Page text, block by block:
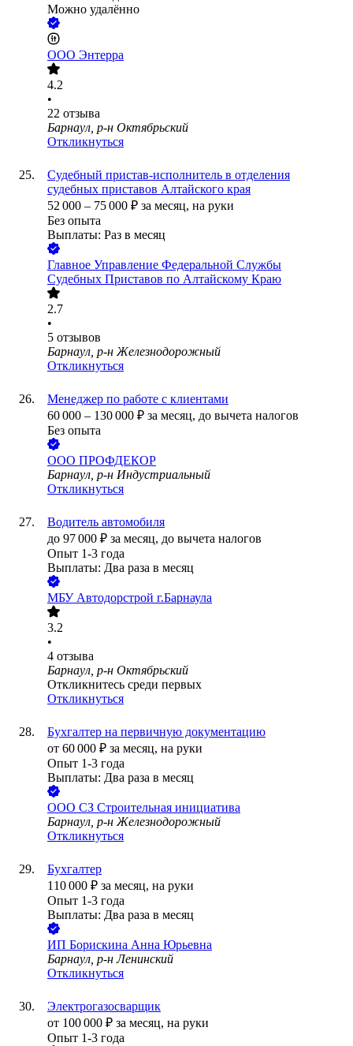
Можно удалённо
ООО Энтерра
4.2
•
22 отзыва
Барнаул, р-н Октябрьский
Откликнуться
Судебный пристав-исполнитель в отделения
судебных приставов Алтайского края
52 000 – 75 000 ₽ за месяц, на руки
Без опыта
Выплаты: Раз в месяц
Главное Управление Федеральной Службы
Судебных Приставов по Алтайскому Краю
2.7
•
5 отзывов
Барнаул, р-н Железнодорожный
Откликнуться
Менеджер по работе с клиентами
60 000 – 130 000 ₽ за месяц, до вычета налогов
Без опыта
ООО ПРОФДЕКОР
Барнаул, р-н Индустриальный
Откликнуться
Водитель автомобиля
до 97 000 ₽ за месяц, до вычета налогов
Опыт 1-3 года
Выплаты: Два раза в месяц
МБУ Автодорстрой г.Барнаула
3.2
•
4 отзыва
Барнаул, р-н Октябрьский
Откликнитесь среди первых
Откликнуться
Бухгалтер на первичную документацию
от 60 000 ₽ за месяц, на руки
Опыт 1-3 года
Выплаты: Два раза в месяц
ООО СЗ Строительная инициатива
Барнаул, р-н Железнодорожный
Откликнуться
Бухгалтер
110 000 ₽ за месяц, на руки
Опыт 1-3 года
Выплаты: Два раза в месяц
ИП Борискина Анна Юрьевна
Барнаул, р-н Ленинский
Откликнуться
Электрогазосварщик
от 100 000 ₽ за месяц, на руки
Опыт 1-3 года